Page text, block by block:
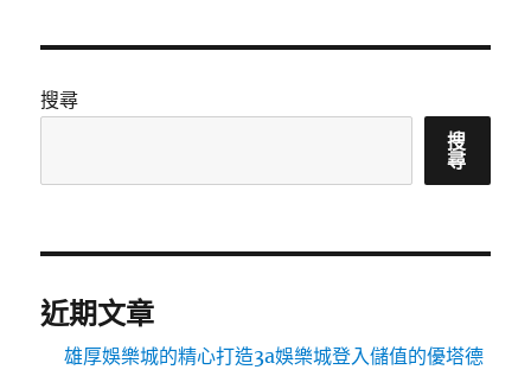
搜尋
搜
尋
近期文章
雄厚娛樂城的精心打造3a娛樂城登入儲值的優塔德